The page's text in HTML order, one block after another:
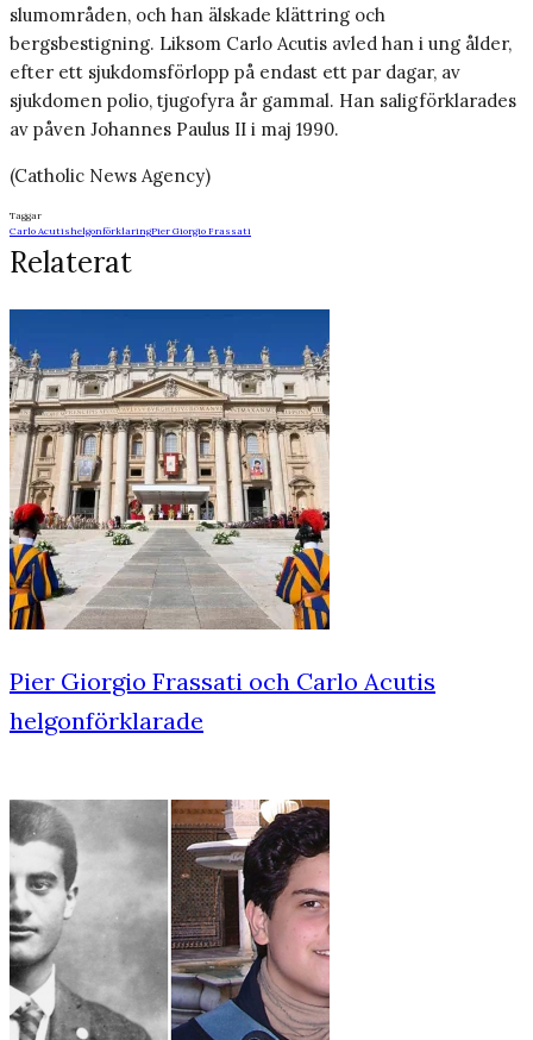
slumområden, och han älskade klättring och
bergsbestigning. Liksom Carlo Acutis avled han i ung ålder,
efter ett sjukdomsförlopp på endast ett par dagar, av
sjukdomen polio, tjugofyra år gammal. Han saligförklarades
av påven Johannes Paulus II i maj 1990.
(Catholic News Agency)
Taggar
Carlo AcutishelgonförklaringPier Giorgio Frassati
Relaterat
Pier Giorgio Frassati och Carlo Acutis
helgonförklarade